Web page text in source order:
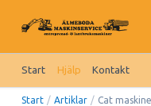
Start Hjälp Kontakt
Start / Artiklar / Cat